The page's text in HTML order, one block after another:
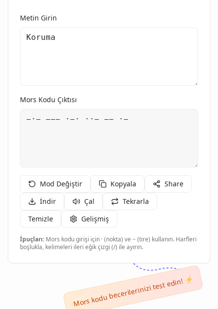
Metin Girin
Mors Kodu Çıktısı
Mod Değiştir Kopyala
Share
İndir
Çal
Tekrarla
Temizle
Gelişmiş
İpuçları: Mors kodu girişi için · (nokta) ve − (tire) kullanın. Harfleri
boşlukla, kelimeleri ileri eğik çizgi (/) ile ayırın.
Mors kodu becerilerinizi test edin! ⚡